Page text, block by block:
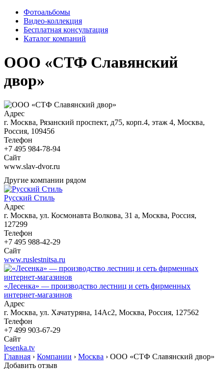
Фотоальбомы
Видео-коллекция
Бесплатная консультация
Каталог компаний
ООО «СТФ Славянский
двор»
Адрес
г. Москва, Рязанский проспект, д75, корп.4, этаж 4, Москва,
Россия, 109456
Телефон
+7 495 984-78-94
Сайт
www.slav-dvor.ru
Другие компании рядом
Русский Стиль
Адрес
г. Москва, ул. Космонавта Волкова, 31 а, Москва, Россия,
127299
Телефон
+7 495 988-42-29
Сайт
www.ruslestnitsa.ru
«Лесенка» — производство лестниц и сеть фирменных
интернет-магазинов
Адрес
г. Москва, ул. Хачатуряна, 14Ас2, Москва, Россия, 127562
Телефон
+7 499 903-67-29
Сайт
lesenka.tv
Главная › Компании › Москва › ООО «СТФ Славянский двор»
Добавить отзыв